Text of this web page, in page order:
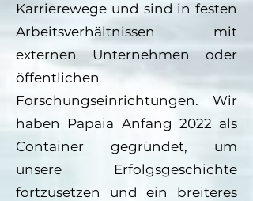
Karrierewege und sind in festen
Arbeitsverhältnissen mit
externen Unternehmen oder
öffentlichen
Forschungseinrichtungen. Wir
haben Papaia Anfang 2022 als
Container gegründet, um
unsere Erfolgsgeschichte
fortzusetzen und ein breiteres